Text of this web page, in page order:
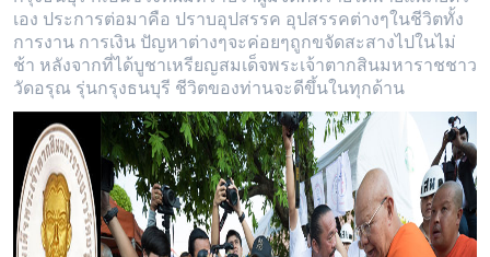
เอง ประการต่อมาคือ ปราบอุปสรรค อุปสรรคต่างๆในชีวิตทั้ง
การงาน การเงิน ปัญหาต่างๆจะค่อยๆถูกขจัดสะสางไปในไม่
ช้า หลังจากที่ได้บูชาเหรียญสมเด็จพระเจ้าตากสินมหาราชชาว
วัดอรุณ รุ่นกรุงธนบุรี ชีวิตของท่านจะดีขึ้นในทุกด้าน